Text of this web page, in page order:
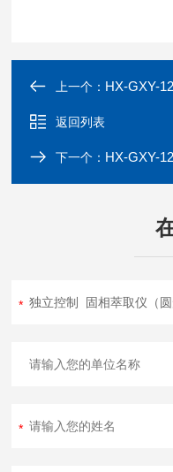
上一个： HX-GXY-
返回列表
下一个： HX-GXY-